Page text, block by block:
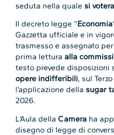
seduta nella quale si
Il decreto legge “Economia
Gazzetta ufficiale e in
trasmesso e assegnato
prima letturaalla
testo prevede disposizioni
opere indifferibili, sul
l’applicazione della sugar
2026.
L’Aula dellaCamera ha
disegno di legge di